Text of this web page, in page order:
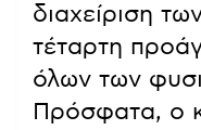
διαχείριση
τέταρτη
όλων των
Πρόσφατα, ο